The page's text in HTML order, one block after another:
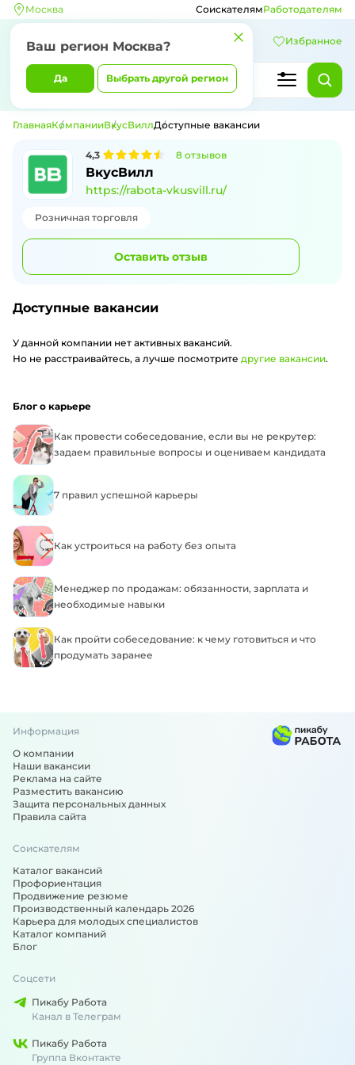
Москва
Ваш регион Москва?
Да Выбрать другой регион
СоискателямРаботодателям
Избранное
ГлавнаяКомпанииВкусВиллДоступные вакансии
4,3 8 отзывов
Доступные вакансии компании
ВкусВилл
https://rabota-vkusvill.ru/
Розничная торговля
Оставить отзыв
Доступные вакансии
У данной компании нет активных вакансий.
Но не расстраивайтесь, а лучше посмотрите другие вакансии.
Блог о карьере
Как провести собеседование, если вы не рекрутер:
задаем правильные вопросы и оцениваем кандидата
7 правил успешной карьеры
Как устроиться на работу без опыта
Менеджер по продажам: обязанности, зарплата и
необходимые навыки
Как пройти собеседование: к чему готовиться и что
продумать заранее
Информация
О компании
Наши вакансии
Реклама на сайте
Разместить вакансию
Защита персональных данных
Правила сайта
Соискателям
Каталог вакансий
Профориентация
Продвижение резюме
Производственный календарь 2026
Карьера для молодых специалистов
Каталог компаний
Блог
Соцсети
Пикабу Работа
Канал в Телеграм
Пикабу Работа
Группа Вконтакте